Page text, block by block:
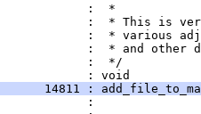
:  *
:  * This is
:  * various
:  * and other
:  */
: void
14811 :
: